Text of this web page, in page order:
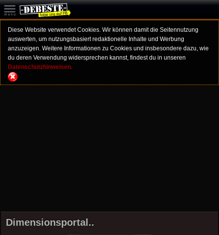
Diese Website verwendet Cookies. Wir können damit die Seitennutzung
auswerten, um nutzungsbasiert redaktionelle Inhalte und Werbung
anzuzeigen. Weitere Informationen zu Cookies und insbesondere dazu, wie
du deren Verwendung widersprechen kannst, findest du in unseren
Datenschutzhinweisen.
Dimensionsportal..